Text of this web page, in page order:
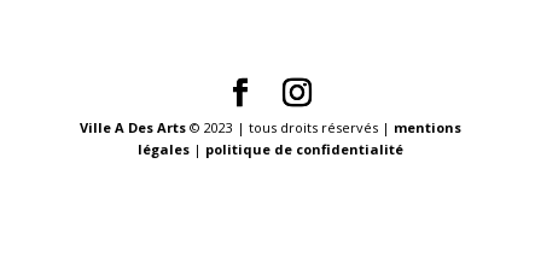
Ville A Des Arts© 2023 | tous droits réservés | mentions
légales| politique de confidentialité